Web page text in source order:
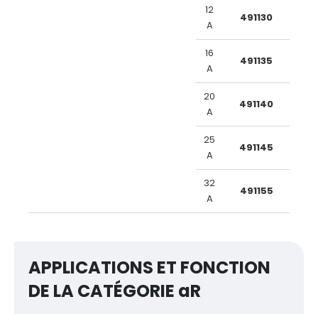
12
A
491130
16
A
491135
20
A
491140
25
A
491145
32
A
491155
APPLICATIONS ET FONCTION
DE LA CATÉGORIE aR